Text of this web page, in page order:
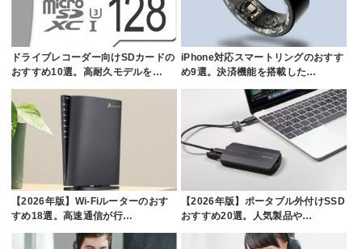
ドライブレコーダー向けSDカードの
おすすめ10選。高耐久モデルを…
iPhone対応スマートリングのおすす
め9選。決済機能を搭載した…
【2026年版】Wi-Fiルーターのおす
すめ18選。高速通信が行…
【2026年版】ポータブル外付けSSD
おすすめ20選。人気製品や…